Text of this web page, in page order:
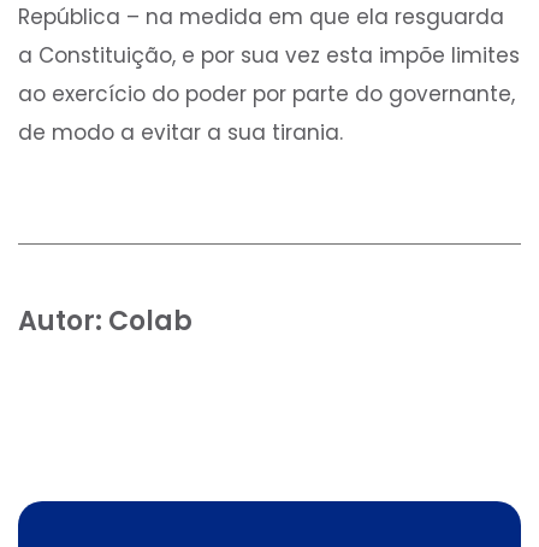
República – na medida em que ela resguarda
a Constituição, e por sua vez esta impõe limites
ao exercício do poder por parte do governante,
de modo a evitar a sua tirania.
Autor: Colab